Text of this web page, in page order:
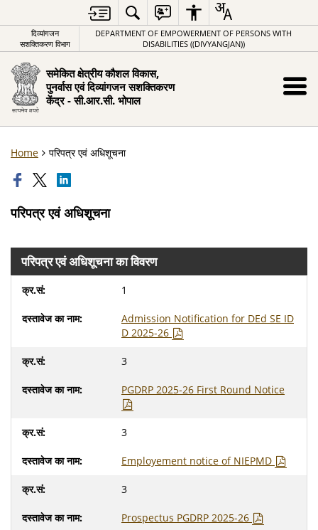
दिव्यांगजन
सशक्तिकरण विभाग
DEPARTMENT OF EMPOWERMENT OF PERSONS WITH
DISABILITIES ((DIVYANGJAN))
समेकित क्षेत्रीय कौशल विकास,
पुनर्वास एवं दिव्यांगजन सशक्तिकरण
केंद्र - सी.आर.सी. भोपाल
Home परिपत्र एवं अधिशूचना
परिपत्र एवं अधिशूचना
परिपत्र एवं अधिशूचना का विवरण
1
Admission Notification for DEd SE ID
D 2025-26
3
PGDRP 2025-26 First Round Notice
3
Employement notice of NIEPMD
3
Prospectus PGDRP 2025-26